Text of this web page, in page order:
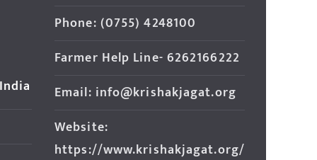
Phone: (0755) 4248100
Farmer Help Line- 6262166222
Email: info@krishakjagat.org
Website:
https://www.krishakjagat.org/